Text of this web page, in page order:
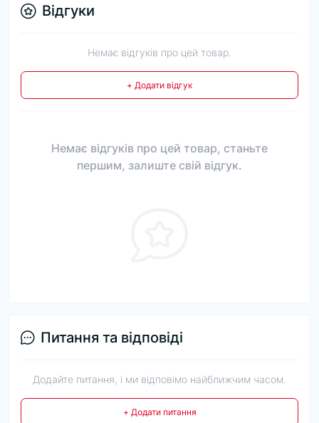
Відгуки
Немає відгуків про цей товар.
+ Додати відгук
Немає відгуків про цей товар, станьте
першим, залиште свій відгук.
Питання та відповіді
Додайте питання, і ми відповімо найближчим часом.
+ Додати питання